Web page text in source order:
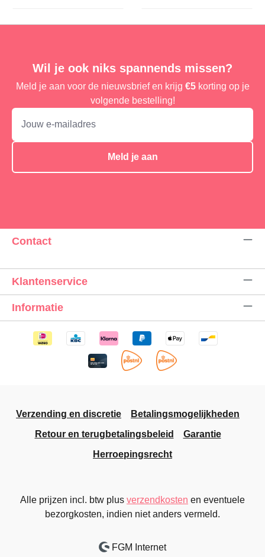
Wil je ook niks spannends missen?
Meld je aan voor de nieuwsbrief en krijg €5korting op je
volgende bestelling!
Meld je aan
Contact
Klantenservice
Informatie
Verzending en discretie
Betalingsmogelijkheden
Retour en terugbetalingsbeleid
Garantie
Herroepingsrecht
Alle prijzen incl. btw plus verzendkosten en eventuele
bezorgkosten, indien niet anders vermeld.
FGM Internet